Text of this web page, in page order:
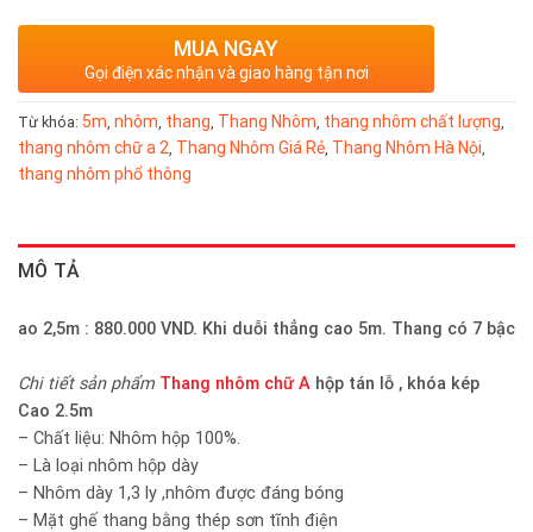
MUA NGAY
Gọi điện xác nhận và giao hàng tận nơi
Từ khóa: 5m, nhôm, thang, Thang Nhôm, thang nhôm chất lượng,
thang nhôm chữ a 2, Thang Nhôm Giá Rẻ, Thang Nhôm Hà Nội,
thang nhôm phổ thông
MÔ TẢ
ao 2,5m : 880.000 VND. Khi duỗi thẳng cao 5m. Thang có 7 bậc
Chi tiết sản phẩm Thang nhôm chữ A hộp tán lỗ , khóa kép
Cao 2.5m
– Chất liệu: Nhôm hộp 100%.
– Là loại nhôm hộp dày
– Nhôm dày 1,3 ly ,nhôm được đáng bóng
– Mặt ghế thang bằng thép sơn tĩnh điện